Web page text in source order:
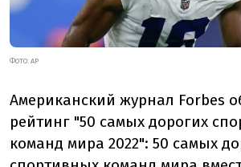
ФОТО: AP
Американский журнал Forbes
рейтинг "50 самых дорогих
команд мира 2022": 50 самых